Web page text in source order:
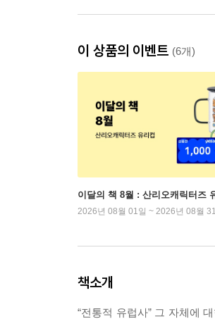
이 상품의 이벤트 (6개)
이달의 책 8월 : 산리오캐릭터즈
2026년 08월 01일 ~ 2026년 08월
책소개
“전통적 유럽사” 그 자체에